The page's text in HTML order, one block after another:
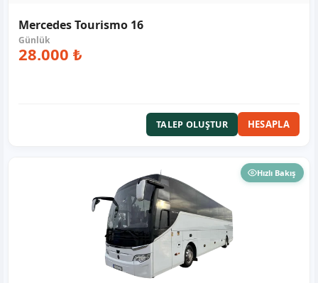
Mercedes Tourismo 16
28.000 ₺
TALEP OLUŞTUR HESAPLA
Hızlı Bakış